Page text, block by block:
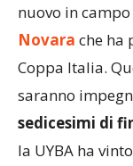
nuovo in
Novara che ha
Coppa Italia.
saranno
sedicesimi di
la UYBA ha